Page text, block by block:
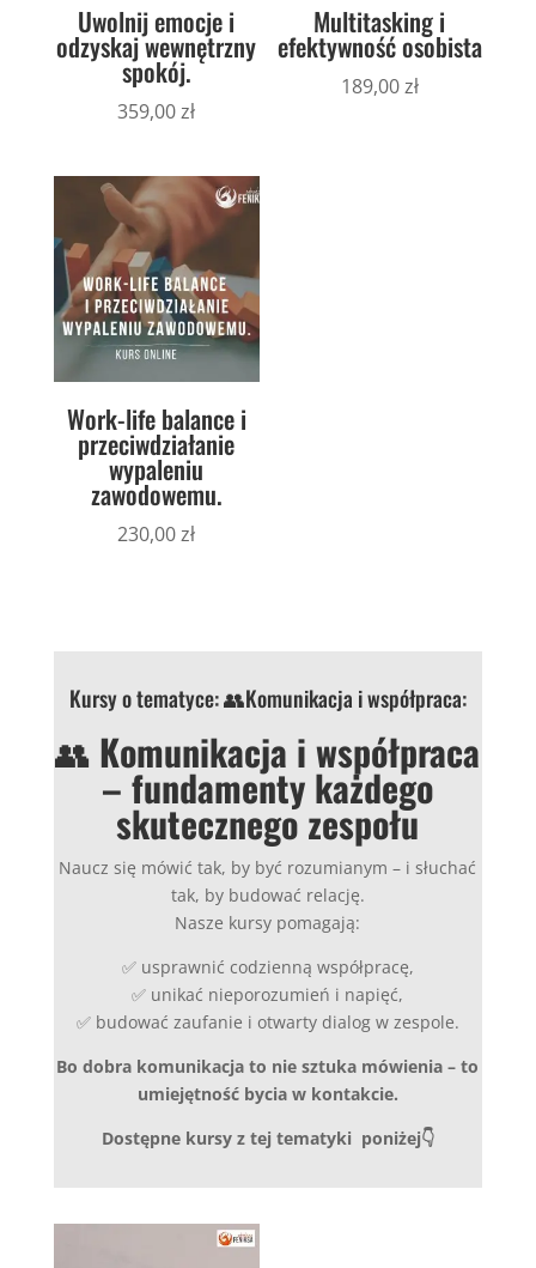
Uwolnij emocje i
odzyskaj wewnętrzny
spokój.
359,00zł
Multitasking i
efektywność osobista
189,00zł
Work-life balance i
przeciwdziałanie
wypaleniu
zawodowemu.
230,00zł
Kursy o tematyce: 👥Komunikacja i współpraca:
👥 Komunikacja i współpraca
– fundamenty każdego
skutecznego zespołu
Naucz się mówić tak, by być rozumianym – i słuchać
tak, by budować relację.
Nasze kursy pomagają:
✅ usprawnić codzienną współpracę,
✅ unikać nieporozumień i napięć,
✅ budować zaufanie i otwarty dialog w zespole.
Bo dobra komunikacja to nie sztuka mówienia – to
umiejętność bycia w kontakcie.
Dostępne kursy z tej tematyki poniżej👇